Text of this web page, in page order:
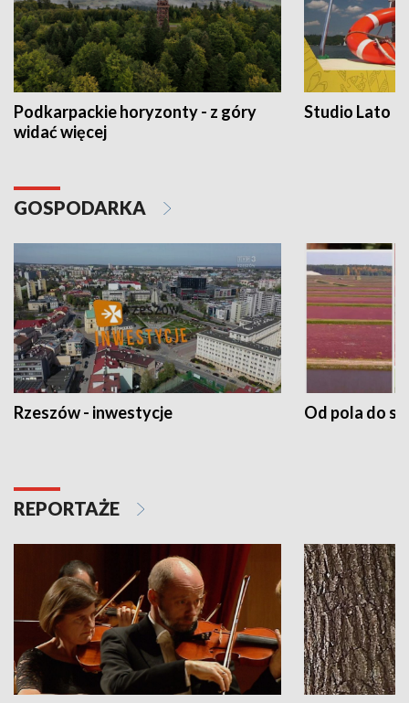
Podkarpackie horyzonty - z góry
widać więcej
Studio Lato
GOSPODARKA
Rzeszów - inwestycje Od pola do
REPORTAŻE